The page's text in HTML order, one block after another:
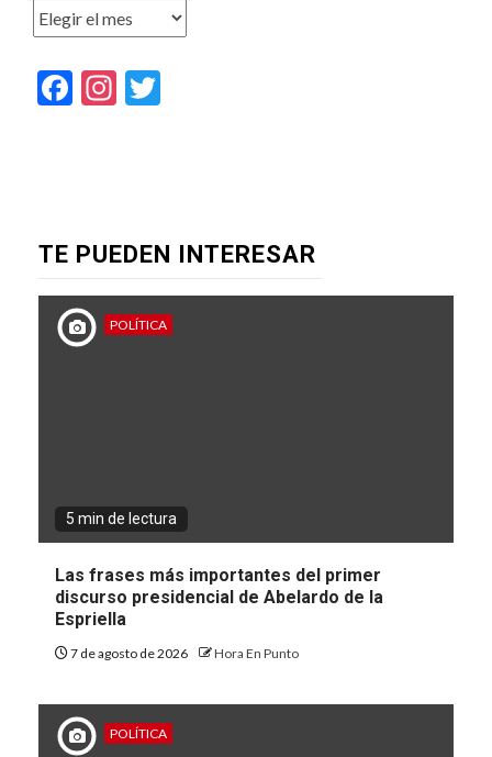
Archivos
Facebook
Instagram
TE PUEDEN INTERESAR
POLÍTICA
5 min de lectura
Las frases más importantes del primer
discurso presidencial de Abelardo de la
Espriella
7 de agosto de 2026 Hora En Punto
POLÍTICA